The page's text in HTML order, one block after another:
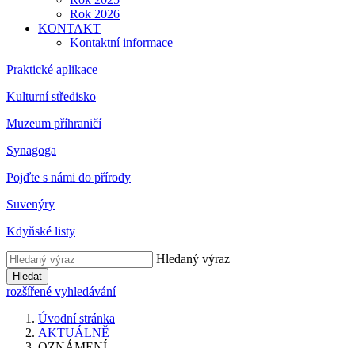
Rok 2026
KONTAKT
Kontaktní informace
Praktické aplikace
Kulturní středisko
Muzeum příhraničí
Synagoga
Pojďte s námi do přírody
Suvenýry
Kdyňské listy
Hledaný výraz
Hledat
rozšířené vyhledávání
Úvodní stránka
AKTUÁLNĚ